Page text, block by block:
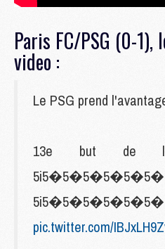
Paris FC/PSG (0-1),
video :
Le PSG prend
13e but de
5i5�5�5�5�5�5�
pic.twitter.com/